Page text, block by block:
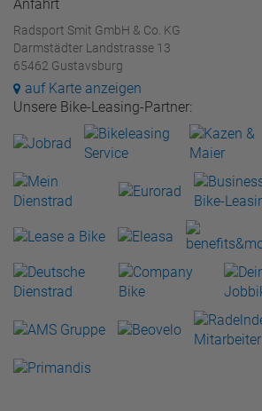
Anfahrt
Radsport Smit GmbH & Co. KG
Darmstädter Landstrasse 13
65462 Gustavsburg
auf Karte anzeigen
Unsere Bike-Leasing-Partner: